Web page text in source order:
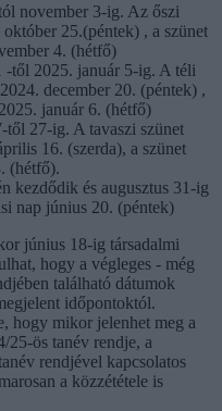
november 3-ig. Az őszi
25.(péntek) , a szünet
4. (hétfő)
-től 2025. január 5-ig. A téli
december 20. (péntek) ,
január 6. (hétfő)
től 27-ig. A tavaszi szünet
16. (szerda), a szünet
(hétfő).
kezdődik és augusztus 31-ig
nap június 20. (péntek)
június 18-ig társadalmi
hogy a végleges - még
található dátumok
időpontoktól.
hogy mikor jelenhet meg a
25-ös tanév rendje, a
rendjével kapcsolatos
a közzététele is